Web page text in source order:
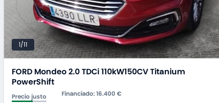
FORD Mondeo 2.0 TDCi 110kW150CV Titanium
PowerShift
Precio justo Financiado: 16.400 €
1/11